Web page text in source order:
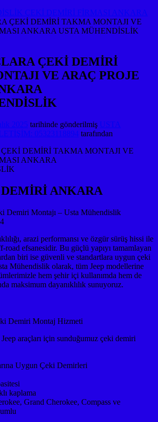
ÇEKİ DEMİRİ
VE ARAÇ PROJE
2025 tarihinde gönderilmiş USTA
05323118894 tarafından
DEMİRİ TAKMA MONTAJI VE
ANKARA
ANKARA
Demiri Montajı – Usta Mühendislik
arazi performansı ve özgür sürüş hissi ile
road efsanesidir. Bu güçlü yapıyı tamamlayan
biri ise güvenli ve standartlara uygun çeki
Mühendislik olarak, tüm Jeep modellerine
hem şehir içi kullanımda hem de
maksimum dayanıklılık sunuyoruz.
Demiri Montaj Hizmeti
araçları için sunduğumuz çeki demiri
Uygun Çeki Demirleri
kaplama
Grand Cherokee, Compass ve